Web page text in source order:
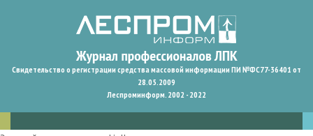
Свидетельство о регистрации средства массовой информации ПИ №ФС77-36401 от
28.05.2009
Леспроминформ. 2002 - 2022